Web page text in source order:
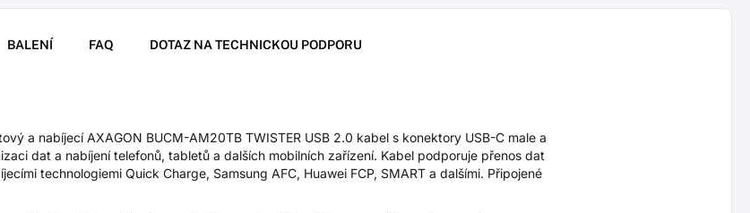
BALENÍ FAQ DOTAZ NA TECHNICKOU PODPORU
a nabíjecí AXAGON BUCM-AM20TB TWISTER USB 2.0 kabel s konektory USB-C male a
dat a nabíjení telefonů, tabletů a dalších mobilních zařízení. Kabel podporuje přenos dat
technologiemi Quick Charge, Samsung AFC, Huawei FCP, SMART a dalšími. Připojené